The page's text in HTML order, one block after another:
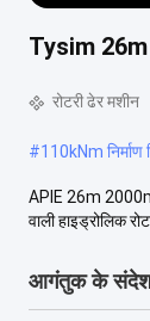
Tysim 26m
रोटरी ढेर मशीन
#110kNm निर्माण
APIE 26m
वाली हाइड्रोलिक
आगंतुक के